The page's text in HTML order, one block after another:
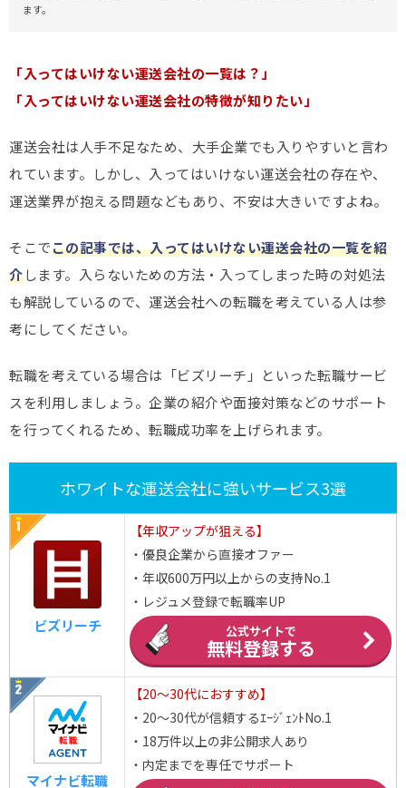
ます。
「入ってはいけない運送会社の一覧は？」
「入ってはいけない運送会社の特徴が知りたい」
運送会社は人手不足なため、大手企業でも入りやすいと言わ
れています。しかし、入ってはいけない運送会社の存在や、
運送業界が抱える問題などもあり、不安は大きいですよね。
そこでこの記事では、入ってはいけない運送会社の一覧を紹
介します。入らないための方法・入ってしまった時の対処法
も解説しているので、運送会社への転職を考えている人は参
考にしてください。
転職を考えている場合は「ビズリーチ」といった転職サービ
スを利用しましょう。企業の紹介や面接対策などのサポート
を行ってくれるため、転職成功率を上げられます。
ホワイトな運送会社に強いサービス3選
ビズリーチ
【年収アップが狙える】
・優良企業から直接オファー
・年収600万円以上からの支持No.1
・レジュメ登録で転職率UP
公式サイトで
無料登録する
マイナビ転職
【20～30代におすすめ】
・20～30代が信頼するｴｰｼﾞｪﾝﾄNo.1
・18万件以上の非公開求人あり
・内定までを専任でサポート